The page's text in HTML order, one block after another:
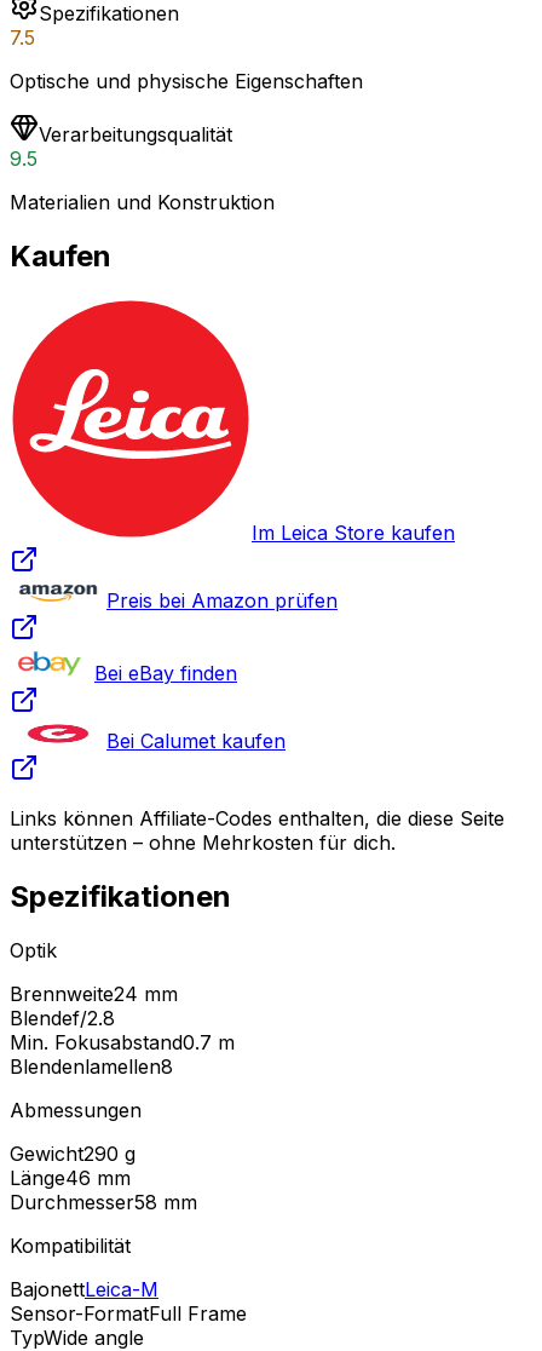
Spezifikationen
7.5
Optische und physische Eigenschaften
Verarbeitungsqualität
9.5
Materialien und Konstruktion
Kaufen
Im Leica Store kaufen
Preis bei Amazon prüfen
Bei eBay finden
Bei Calumet kaufen
Links können Affiliate-Codes enthalten, die diese Seite
unterstützen – ohne Mehrkosten für dich.
Spezifikationen
Optik
Brennweite24 mm
Blendef/2.8
Min. Fokusabstand0.7 m
Blendenlamellen8
Abmessungen
Gewicht290 g
Länge46 mm
Durchmesser58 mm
Kompatibilität
BajonettLeica-M
Sensor-FormatFull Frame
TypWide angle